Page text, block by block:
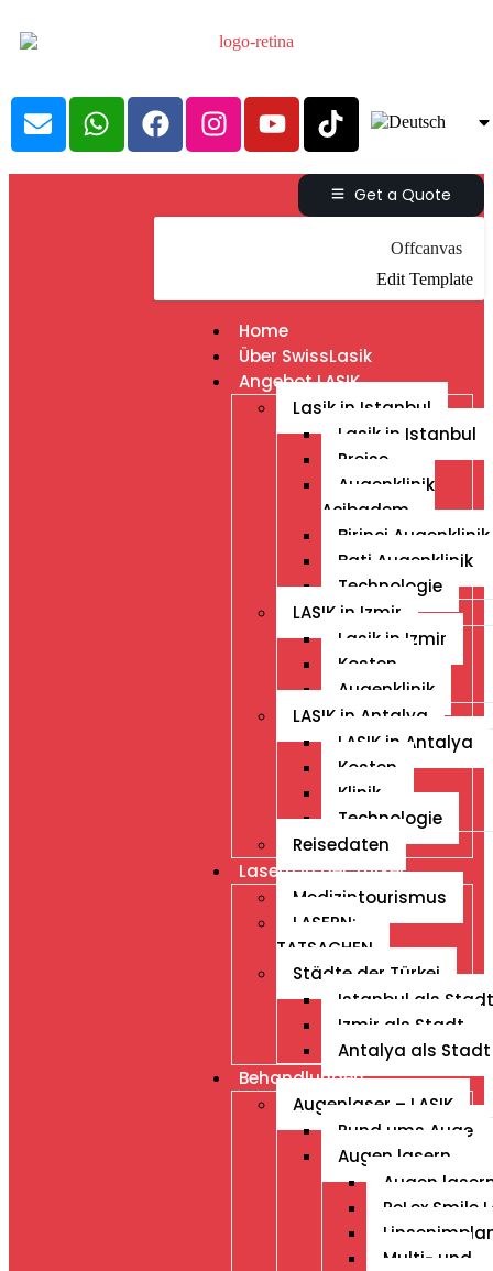
Get a Quote
Offcanvas
Edit Template
Home
Über SwissLasik
Angebot LASIK
Lasik in Istanbul
Lasik in Istanbul
Preise
Augenklinik
Acibadem
Birinci Augenklinik
Bati Augenklinik
Technologie
LASIK in Izmir
Lasik in Izmir
Kosten
Augenklinik
LASIK in Antalya
LASIK in Antalya
Kosten
Klinik
Technologie
Reisedaten
Lasern in der Türkei
Medizintourismus
LASERN:
TATSACHEN
Städte der Türkei
Istanbul als Stadt
Izmir als Stadt
Antalya als Stadt
Behandlungen
Augenlaser – LASIK
Rund ums Auge
Augen lasern
Augen
ReLex Smile
Multi- und